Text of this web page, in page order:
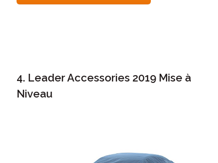
4. Leader Accessories 2019 Mise à
Niveau